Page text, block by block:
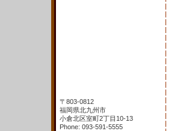
〒803-0812
福岡県北九州市
小倉北区室町2丁目10-13
Phone: 093-591-5555